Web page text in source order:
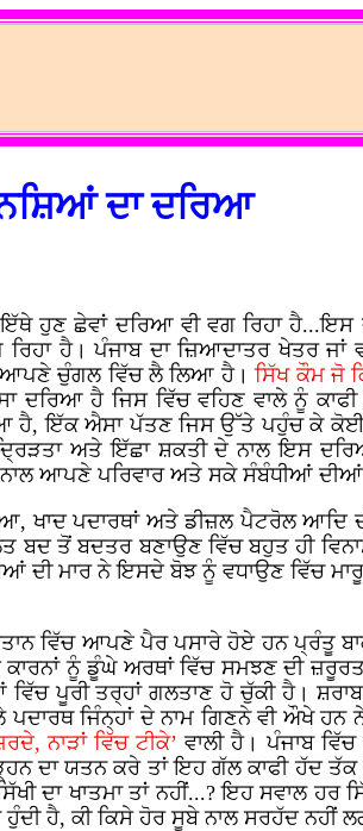
ਦਾ ਦਰਿਆ
ਇੱਥੇ ਹੁਣ ਛੇਵਾਂ ਦਰਿਆ ਵੀ ਵਗ ਰਿਹਾ
ਰਿਹਾ ਹੈ। ਪੰਜਾਬ ਦਾ ਜ਼ਿਆਦਾਤਰ ਖੇਤਰ
ਆਪਣੇ ਚੁੰਗਲ ਵਿੱਚ ਲੈ ਲਿਆ ਹੈ।ਸਿੱਖ ਕੌਮ ਜੋ
ਦਰਿਆ ਹੈ ਜਿਸ ਵਿੱਚ ਵਹਿਣ ਵਾਲੇ ਨੂੰ
ਹੈ, ਇੱਕ ਐਸਾ ਪੱਤਣ ਜਿਸ ਉੱਤੇ ਪਹੁੰਚ ਕੇ
ਅਤੇ ਇੱਛਾ ਸ਼ਕਤੀ ਦੇ ਨਾਲ ਇਸ
ਆਪਣੇ ਪਰਿਵਾਰ ਅਤੇ ਸਕੇ ਸੰਬੰਧੀਆਂ ਦੀਆਂ
ਖਾਦ ਪਦਾਰਥਾਂ ਅਤੇ ਡੀਜ਼ਲ ਪੈਟਰੋਲ ਆਦਿ
ਤੋਂ ਬਦਤਰ ਬਣਾਉਣ ਵਿੱਚ ਬਹੁਤ ਹੀ
ਦੀ ਮਾਰ ਨੇ ਇਸਦੇ ਬੋਝ ਨੂੰ ਵਧਾਉਣ ਵਿੱਚ
ਵਿੱਚ ਆਪਣੇ ਪੈਰ ਪਸਾਰੇ ਹੋਏ ਹਨ ਪ੍ਰੰਤੂ
ਨੂੰ ਡੂੰਘੇ ਅਰਥਾਂ ਵਿੱਚ ਸਮਝਣ ਦੀ
ਪੂਰੀ ਤਰ੍ਹਾਂ ਗਲਤਾਣ ਹੋ ਚੁੱਕੀ ਹੈ।
ਜਿੰਨ੍ਹਾਂ ਦੇ ਨਾਮ ਗਿਣਨੇ ਵੀ ਔਖੇ
ਨਾੜਾਂ ਵਿੱਚ ਟੀਕੇ’ ਵਾਲੀ ਹੈ। ਪੰਜਾਬ
ਯਤਨ ਕਰੇ ਤਾਂ ਇਹ ਗੱਲ ਕਾਫੀ ਹੱਦ ਤੱਕ
ਖਾਤਮਾ ਤਾਂ ਨਹੀਂ...? ਇਹ ਸਵਾਲ ਹਰ
ਹੈ, ਕੀ ਕਿਸੇ ਹੋਰ ਸੂਬੇ ਨਾਲ ਸਰਹੱਦ ਨਹੀਂ